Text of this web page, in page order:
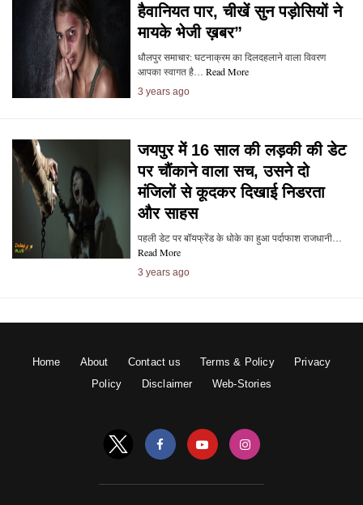
हैवानियत पार, चीखें सुन पड़ोसियों ने
मायके भेजी ख़बर”
धौलपुर समाचार: घटनाक्रम का दिलदहलाने वाला विवरण
आपका स्वागत है… Read More
3 years ago
जयपुर में 16 साल की लड़की की डेट
पर चौंकाने वाला सच, उसने दो
मंजिलों से कूदकर दिखाई निडरता
और साहस
पहली डेट पर बॉयफ्रेंड के धोके का हुआ पर्दाफाश राजधानी…
Read More
3 years ago
Home About Contact us Terms & Policy
Privacy
Policy
Disclaimer Web-Stories